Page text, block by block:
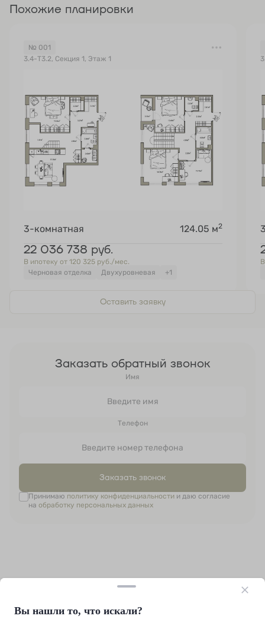
Похожие планировки
№ 001
3.4-Т3.2, Секция 1, Этаж 1
3-комнатная 124.05 м2
22 036 738 руб.
В ипотеку от 120 325 руб./мес.
Черновая отделка
Двухуровневая +1
Оставить заявку
Заказать обратный звонок
Имя
Телефон
Заказать звонок
Принимаю политику конфиденциальностии даю согласие
на обработку персональных данных
+7 (812) 214-39-88
Вы нашли то, что искали?